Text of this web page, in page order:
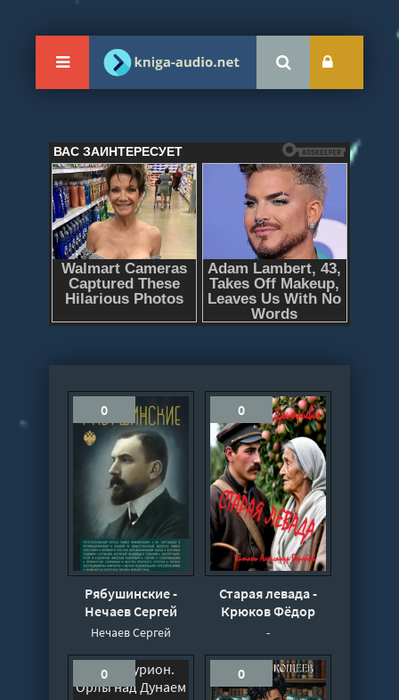
0
Рябушинские -
Нечаев Сергей
Нечаев Сергей
0
Старая левада -
Крюков Фёдор
-
0 0